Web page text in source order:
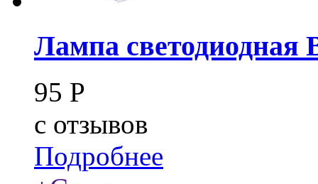
Лампа светодиодная
95 Р
c отзывов
Подробнее